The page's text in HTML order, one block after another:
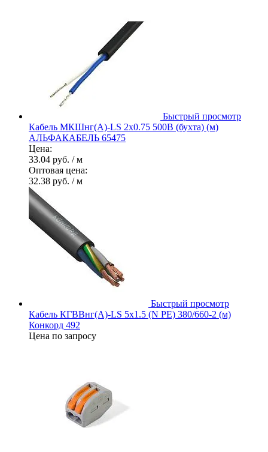
Быстрый просмотр
Кабель МКШнг(А)-LS 2х0.75 500В (бухта) (м)
АЛЬФАКАБЕЛЬ 65475
Цена:
33.04 руб. / м
Оптовая цена:
32.38 руб. / м
Быстрый просмотр
Кабель КГВВнг(А)-LS 5х1.5 (N PE) 380/660-2 (м)
Конкорд 492
Цена по запросу